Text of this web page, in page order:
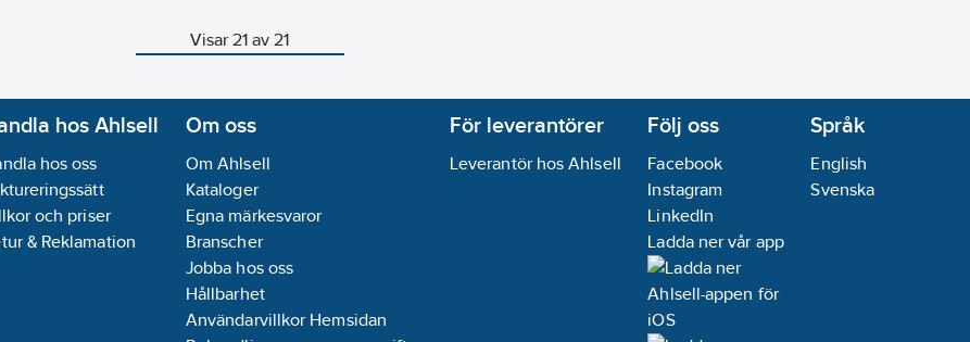
Visar 21 av 21
hos Ahlsell
hos oss
och priser
& Reklamation
Om oss
Om Ahlsell
Kataloger
Egna märkesvaror
Branscher
Jobba hos oss
Hållbarhet
Användarvillkor Hemsidan
För leverantörer
Leverantör hos Ahlsell
Följ oss
Facebook
Instagram
LinkedIn
Ladda ner vår app
Språk
English
Svenska